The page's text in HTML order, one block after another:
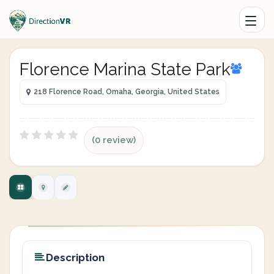
Florence Marina State Park
218 Florence Road, Omaha, Georgia, United States
(0 review)
Description